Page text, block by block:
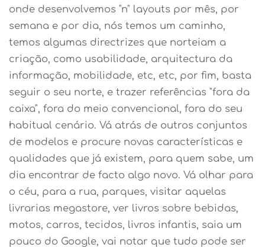
onde desenvolvemos "n" layouts por mês, por
semana e por dia, nós temos um caminho,
temos algumas directrizes que norteiam a
criação, como usabilidade, arquitectura da
informação, mobilidade, etc, etc, por fim, basta
seguir o seu norte, e trazer referências "fora da
caixa", fora do meio convencional, fora do seu
habitual cenário. Vá atrás de outros conjuntos
de modelos e procure novas características e
qualidades que já existem, para quem sabe, um
dia encontrar de facto algo novo. Vá olhar para
o céu, para a rua, parques, visitar aquelas
livrarias megastore, ver livros sobre bebidas,
motos, carros, tecidos, livros infantis, saia um
pouco do Google, vai notar que tudo pode ser